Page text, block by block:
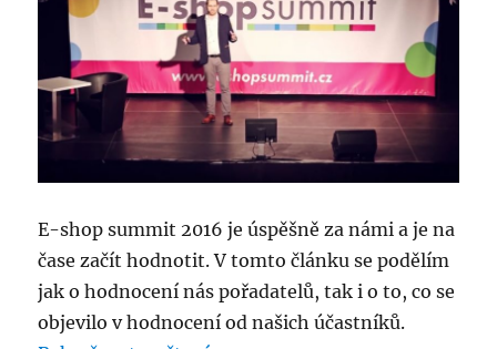
E-shop summit 2016 je úspěšně za námi a je na
čase začít hodnotit. V tomto článku se podělím
jak o hodnocení nás pořadatelů, tak i o to, co se
objevilo v hodnocení od našich účastníků.